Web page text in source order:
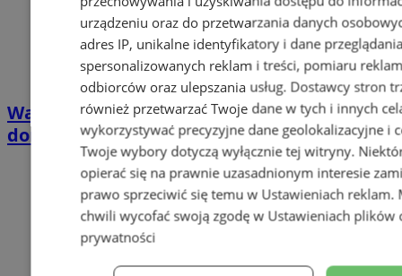
Wakacyjny wypoczynek nad Bałtykiem w
domkach Szmaragdowe Morze
urządzeniu oraz do przetwarzania danych
adres IP, unikalne identyfikatory i dane
spersonalizowanych reklam i treści, pomiaru
odbiorców oraz ulepszania usług. Dostawcy stron
również przetwarzać Twoje dane w tych i innych
wykorzystywać precyzyjne dane geolokalizacyjne i
Twoje wybory dotyczą wyłącznie tej witryny.
opierać się na prawnie uzasadnionym interesie
prawo sprzeciwić się temu w Ustawieniach reklam.
chwili wycofać swoją zgodę w Ustawieniach plików
prywatności